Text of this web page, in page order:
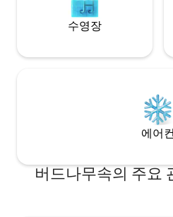
수영장
에어컨
버드나무속의 주요